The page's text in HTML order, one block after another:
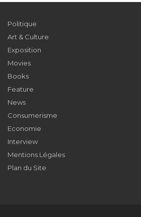
Politique
Art & Culture
Exposition
Movies
Books
Feature
News
Consumerisme
Economie
Interview
Mentions Légales
Plan du Site